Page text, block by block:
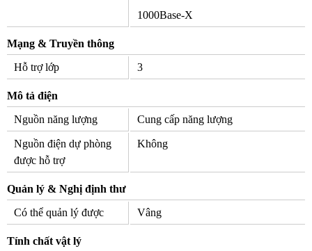
1000Base-X
Mạng & Truyền thông
Hỗ trợ lớp
3
Mô tả điện
Nguồn năng lượng
Cung cấp năng lượng
Nguồn điện dự phòng
được hỗ trợ
Không
Quản lý & Nghị định thư
Có thể quản lý được
Vâng
Tính chất vật lý